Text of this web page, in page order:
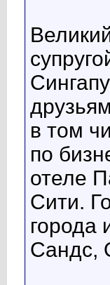
в том
по
отеле
Сити.
города
Сандс,